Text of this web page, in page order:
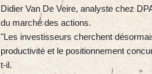
Didier Van De Veire, analyste chez
du marché des actions.
"Les investisseurs cherchent
productivité et le positionnement
t-il.